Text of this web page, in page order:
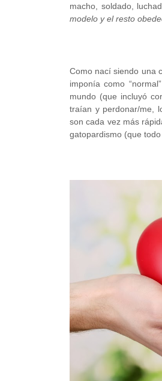
macho, soldado,
modelo y el resto
Como nací siendo una
imponía como
mundo (que incluyó
traían y perdonar/me,
son cada vez más
gatopardismo (que